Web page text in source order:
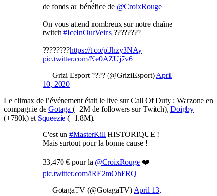
de fonds au bénéfice de @CroixRouge
On vous attend nombreux sur notre chaîne
twitch #IceInOurVeins ????????
????????https://t.co/plJhzy3NAy
pic.twitter.com/Ne0AZUj7v6
— Grizi Esport ???? (@GriziEsport) April
10, 2020
Le climax de l’événement était le live sur Call Of Duty : Warzone en
compagnie de Gotaga (+2M de followers sur Twitch), Doigby
(+780k) et Squeezie (+1,8M).
C'est un #MasterKill HISTORIQUE !
Mais surtout pour la bonne cause !
33,470 € pour la @CroixRouge ❤️
pic.twitter.com/iRE2mOhFRQ
— GotagaTV (@GotagaTV) April 13,